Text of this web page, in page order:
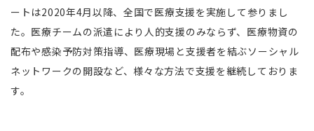
ートは2020年4月以降、全国で医療支援を実施して参りまし
た。医療チームの派遣により人的支援のみならず、医療物資の
配布や感染予防対策指導、医療現場と支援者を結ぶソーシャル
ネットワークの開設など、様々な方法で支援を継続しておりま
す。